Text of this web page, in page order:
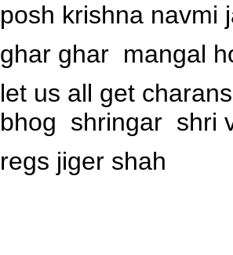
posh krishna navmi
ghar ghar mangal
let us all get
bhog shringar shri
regs jiger shah